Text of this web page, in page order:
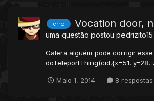
erro Vocation door,
uma questão postou pedrizito15
Galera alguém pode corrigir
doTeleportThing(cid,{x=51,
Maio 1, 2014 8 respostas